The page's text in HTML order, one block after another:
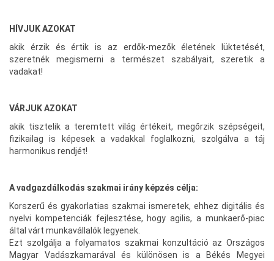
HÍVJUK AZOKAT
akik érzik és értik is az erdők-mezők életének lüktetését,
szeretnék megismerni a természet szabályait, szeretik a
vadakat!
VÁRJUK AZOKAT
akik tisztelik a teremtett világ értékeit, megőrzik szépségeit,
fizikailag is képesek a vadakkal foglalkozni, szolgálva a táj
harmonikus rendjét!
A vadgazdálkodás szakmai irány képzés célja:
Korszerű és gyakorlatias szakmai ismeretek, ehhez digitális és
nyelvi kompetenciák fejlesztése, hogy agilis, a munkaerő-piac
által várt munkavállalók legyenek.
Ezt szolgálja a folyamatos szakmai konzultáció az Országos
Magyar Vadászkamarával és különösen is a Békés Megyei